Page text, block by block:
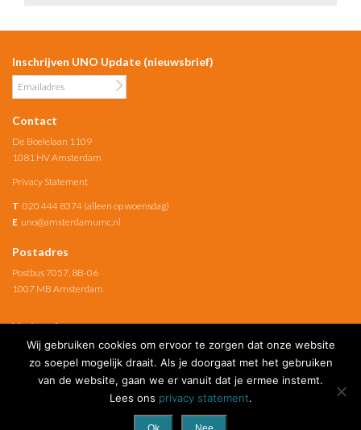
Inschrijven UNO Update (nieuwsbrief)
Contact
De Boelelaan 1109
1081 HV Amsterdam
Privacy Statement
T 020 444 8374 (alleen op woensdag)
E uno@amsterdamumc.nl
Postadres
Postbus 7057, 8B-06
1007 MB Amsterdam
Verbonden met
Amsterdam UMC
Social Media
Wij gebruiken cookies om ervoor te zorgen dat onze website
zo soepel mogelijk draait. Als je doorgaat met het gebruiken
van de website, gaan we er vanuit dat je ermee instemt.
Lees ons privacy statement.